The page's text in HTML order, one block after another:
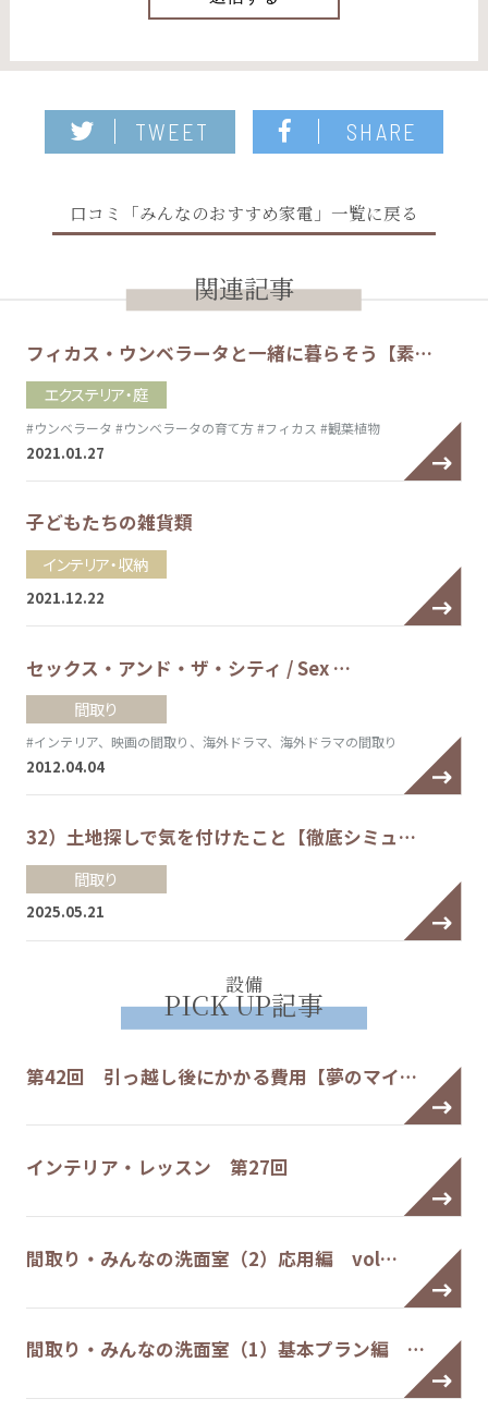
TWEET SHARE
口コミ「みんなのおすすめ家電」一覧に戻る
関連記事
フィカス・ウンベラータと一緒に暮らそう【素…
エクステリア・庭
#ウンベラータ #ウンベラータの育て方#フィカス #観葉植物
2021.01.27
子どもたちの雑貨類
インテリア・収納
2021.12.22
セックス・アンド・ザ・シティ / Sex …
間取り
#インテリア、映画の間取り、海外ドラマ、海外ドラマの間取り
2012.04.04
32）土地探しで気を付けたこと【徹底シミュ…
間取り
2025.05.21
設備
PICK UP記事
第42回 引っ越し後にかかる費用【夢のマイ…
インテリア・レッスン 第27回
間取り・みんなの洗面室（2）応用編 vol…
間取り・みんなの洗面室（1）基本プラン編 …